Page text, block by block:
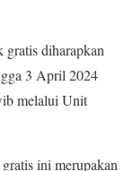
gratis diharapkan
3 April 2024
melalui Unit
ini merupakan